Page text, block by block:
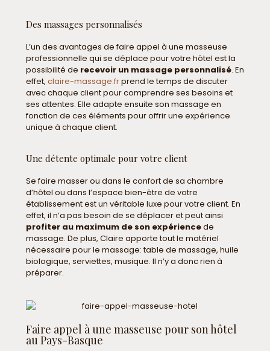
Des massages personnalisés
L’un des avantages de faire appel à une masseuse
professionnelle qui se déplace pour votre hôtel est la
possibilité de recevoir un massage personnalisé. En
effet, claire-massage.frprend le temps de discuter
avec chaque client pour comprendre ses besoins et
ses attentes. Elle adapte ensuite son massage en
fonction de ces éléments pour offrir une expérience
unique à chaque client.
Une détente optimale pour votre client
Se faire masser ou dans le confort de sa chambre
d’hôtel ou dans l’espace bien-être de votre
établissement est un véritable luxe pour votre client. En
effet, il n’a pas besoin de se déplacer et peut ainsi
profiter au maximum de son expériencede
massage. De plus, Claire apporte tout le matériel
nécessaire pour le massage: table de massage, huile
biologique, serviettes, musique. Il n’y a donc rien à
préparer.
Faire appel à une masseuse pour son hôtel
au Pays-Basque